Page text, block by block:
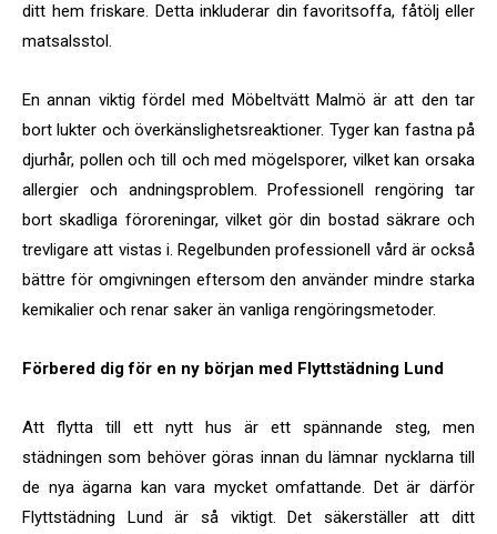
ditt hem friskare. Detta inkluderar din favoritsoffa, fåtölj eller
matsalsstol.
En annan viktig fördel med Möbeltvätt Malmö är att den tar
bort lukter och överkänslighetsreaktioner. Tyger kan fastna på
djurhår, pollen och till och med mögelsporer, vilket kan orsaka
allergier och andningsproblem. Professionell rengöring tar
bort skadliga föroreningar, vilket gör din bostad säkrare och
trevligare att vistas i. Regelbunden professionell vård är också
bättre för omgivningen eftersom den använder mindre starka
kemikalier och renar saker än vanliga rengöringsmetoder.
Förbered dig för en ny början med Flyttstädning Lund
Att flytta till ett nytt hus är ett spännande steg, men
städningen som behöver göras innan du lämnar nycklarna till
de nya ägarna kan vara mycket omfattande. Det är därför
Flyttstädning Lund är så viktigt. Det säkerställer att ditt